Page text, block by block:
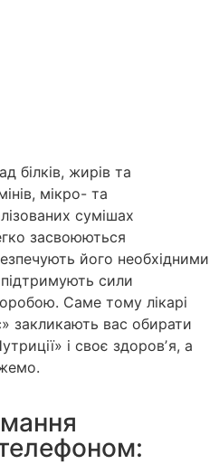
білків, жирів та
мікро- та
сумішах
засвоюються
його необхідними
сили
Саме тому лікарі
закликають вас обирати
і своє здоровʼя, а